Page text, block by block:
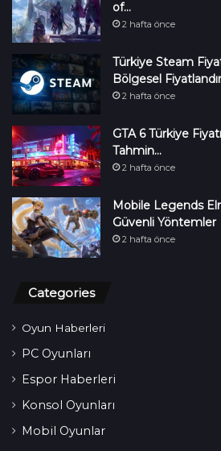
of…
2 hafta önce
Türkiye Steam
Bölgesel
2 hafta önce
GTA 6 Türkiye
Tahmin…
2 hafta önce
Mobile Legends
Güvenli Yöntemler
2 hafta önce
Categories
Oyun Haberleri
PC Oyunları
Espor Haberleri
Konsol Oyunları
Mobil Oyunlar